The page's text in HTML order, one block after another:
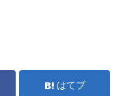
はてブ